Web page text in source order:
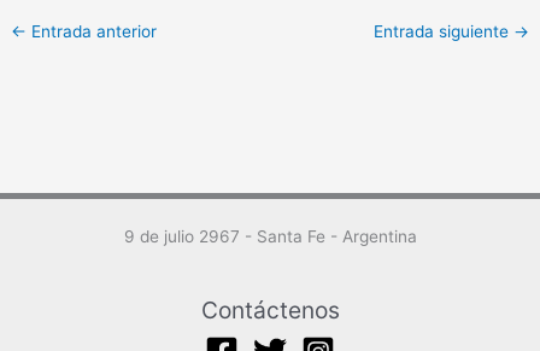
← Entrada anterior Entrada siguiente →
9 de julio 2967 - Santa Fe - Argentina
Contáctenos